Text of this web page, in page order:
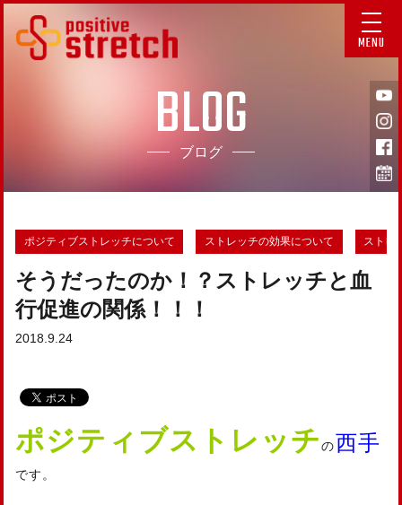
MENU
BLOG
ブログ
ポジティブストレッチについて ストレッチの効果について ストレ
そうだったのか！？ストレッチと血
行促進の関係！！！
2018.9.24
ポジティブストレッチの西手
です。